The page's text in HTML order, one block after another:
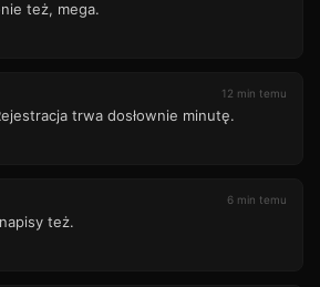
też, mega.
12 min temu
trwa dosłownie minutę.
6 min temu
też.